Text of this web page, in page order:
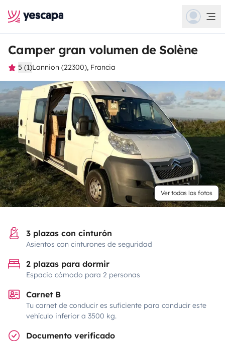
Camper gran volumen de Solène
5 (1)Lannion (22300), Francia
Ver todas las fotos
3 plazas con cinturón
Asientos con cinturones de seguridad
2 plazas para dormir
Espacio cómodo para 2 personas
Carnet B
Tu carnet de conducir es suficiente para conducir este
vehículo inferior a 3500 kg.
Documento verificado